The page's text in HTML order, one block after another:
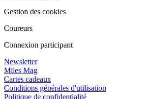
Gestion des cookies
Coureurs
Connexion participant
Newsletter
Miles Mag
Cartes cadeaux
Conditions générales d'utilisation
Politique de confidentialité